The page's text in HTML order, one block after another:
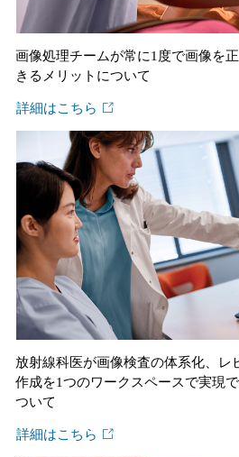
画像処理チームが常に1度で画像を
きるメリットについて
詳細はこちら
放射線科医が画像検査の体系化、レ
作成を1つのワークスペースで実現
ついて
詳細はこちら